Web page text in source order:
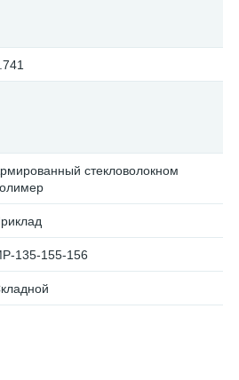
стекловолокном
135-155-156